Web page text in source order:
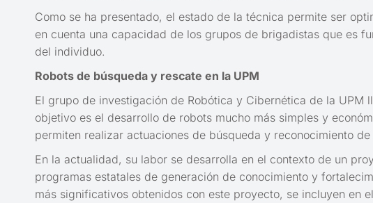
Como se ha presentado, el estado de la técnica permite ser
en cuenta una capacidad de los grupos de brigadistas que es
del individuo.
Robots de búsqueda y rescate en la UPM
El grupo de investigación de Robótica y Cibernética de la
objetivo es el desarrollo de robots mucho más simples y
permiten realizar actuaciones de búsqueda y reconocimiento
En la actualidad, su labor se desarrolla en el contexto de un
programas estatales de generación de conocimiento y
más significativos obtenidos con este proyecto, se incluyen en